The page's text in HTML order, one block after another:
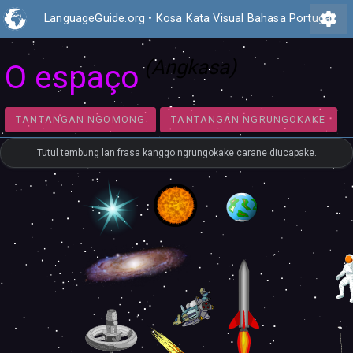
LanguageGuide.org • Kosa Kata Visual Bahasa Portugal
settings
O espaço (Angkasa)
TANTANGAN NGOMONG TANTANGAN
Tutul tembung lan frasa kanggo ngrungokake carane diucapake.